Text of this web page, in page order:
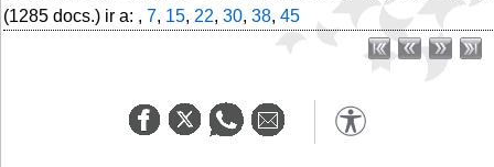
(1285 docs.) ir a: , 7, 15, 22, 30, 38, 45